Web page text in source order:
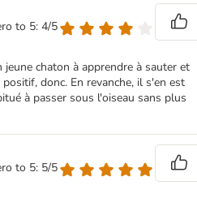
to 5: 4/5
chaton à apprendre à sauter et
donc. En revanche, il s'en est
à passer sous l'oiseau sans plus
to 5: 5/5